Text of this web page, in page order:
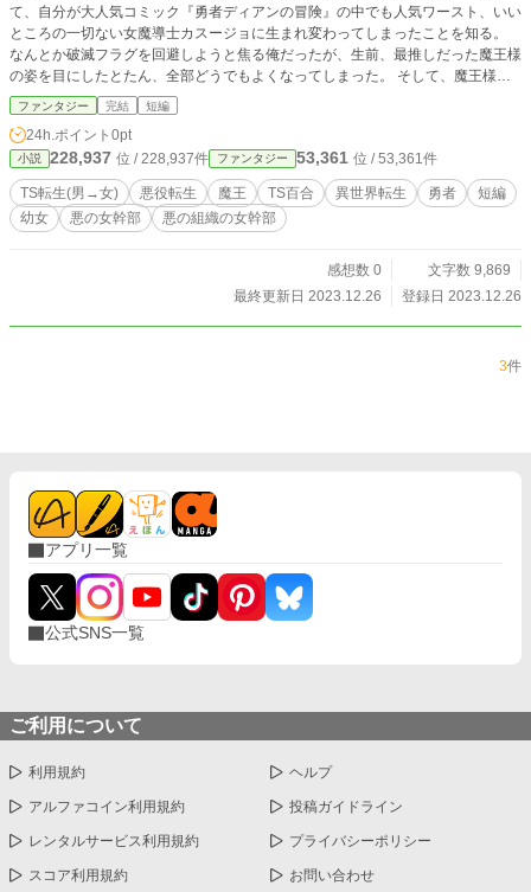
て、自分が大人気コミック『勇者ディアンの冒険』の中でも人気ワースト、いい
ところの一切ない女魔導士カスージョに生まれ変わってしまったことを知る。
なんとか破滅フラグを回避しようと焦る俺だったが、生前、最推しだった魔王様
の姿を目にしたとたん、全部どうでもよくなってしまった。 そして、魔王様の
信頼にこたえるため、俺はある決意をする。
ファンタジー 完結 短編
24h.ポイント 0pt
小説 228,937 位 / 228,937件 ファンタジー 53,361 位 / 53,361件
TS転生(男→女) 悪役転生 魔王 TS百合 異世界転生 勇者
短編
幼女
悪の女幹部 悪の組織の女幹部
感想数 0
文字数 9,869
最終更新日 2023.12.26
登録日 2023.12.26
3件
アプリ一覧
公式SNS一覧
ご利用について
利用規約 ヘルプ
アルファコイン利用規約 投稿ガイドライン
レンタルサービス利用規約 プライバシーポリシー
スコア利用規約 お問い合わせ